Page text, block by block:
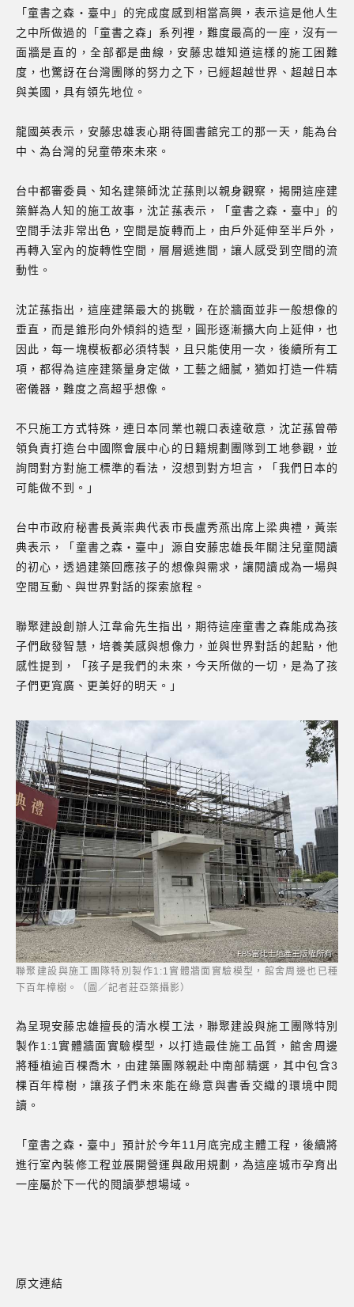
「童書之森‧臺中」的完成度感到相當高興，表示這是他人生
之中所做過的「童書之森」系列裡，難度最高的一座，沒有一
面牆是直的，全部都是曲線，安藤忠雄知道這樣的施工困難
度，也驚訝在台灣團隊的努力之下，已經超越世界、超越日本
與美國，具有領先地位。
龍國英表示，安藤忠雄衷心期待圖書館完工的那一天，能為台
中、為台灣的兒童帶來未來。
台中都審委員、知名建築師沈芷蓀則以親身觀察，揭開這座建
築鮮為人知的施工故事，沈芷蓀表示，「童書之森‧臺中」的
空間手法非常出色，空間是旋轉而上，由戶外延伸至半戶外，
再轉入室內的旋轉性空間，層層遞進間，讓人感受到空間的流
動性。
沈芷蓀指出，這座建築最大的挑戰，在於牆面並非一般想像的
垂直，而是錐形向外傾斜的造型，圓形逐漸擴大向上延伸，也
因此，每一塊模板都必須特製，且只能使用一次，後續所有工
項，都得為這座建築量身定做，工藝之細膩，猶如打造一件精
密儀器，難度之高超乎想像。
不只施工方式特殊，連日本同業也親口表達敬意，沈芷蓀曾帶
領負責打造台中國際會展中心的日籍規劃團隊到工地參觀，並
詢問對方對施工標準的看法，沒想到對方坦言，「我們日本的
可能做不到。」
台中市政府秘書長黃崇典代表市長盧秀燕出席上梁典禮，黃崇
典表示，「童書之森‧臺中」源自安藤忠雄長年關注兒童閱讀
的初心，透過建築回應孩子的想像與需求，讓閱讀成為一場與
空間互動、與世界對話的探索旅程。
聯聚建設創辦人江韋侖先生指出，期待這座童書之森能成為孩
子們啟發智慧，培養美感與想像力，並與世界對話的起點，他
感性提到，「孩子是我們的未來，今天所做的一切，是為了孩
子們更寬廣、更美好的明天。」
聯聚建設與施工團隊特別製作1:1實體牆面實驗模型，館舍周邊也已種
下百年樟樹。（圖／記者莊亞築攝影）
為呈現安藤忠雄擅長的清水模工法，聯聚建設與施工團隊特別
製作1:1實體牆面實驗模型，以打造最佳施工品質，館舍周邊
將種植逾百棵喬木，由建築團隊親赴中南部精選，其中包含3
棵百年樟樹，讓孩子們未來能在綠意與書香交織的環境中閱
讀。
「童書之森‧臺中」預計於今年11月底完成主體工程，後續將
進行室內裝修工程並展開營運與啟用規劃，為這座城市孕育出
一座屬於下一代的閱讀夢想場域。
原文連結